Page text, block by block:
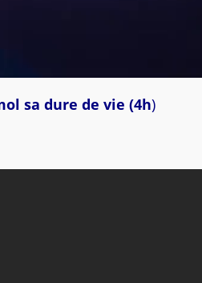
sa dure de vie (4h)